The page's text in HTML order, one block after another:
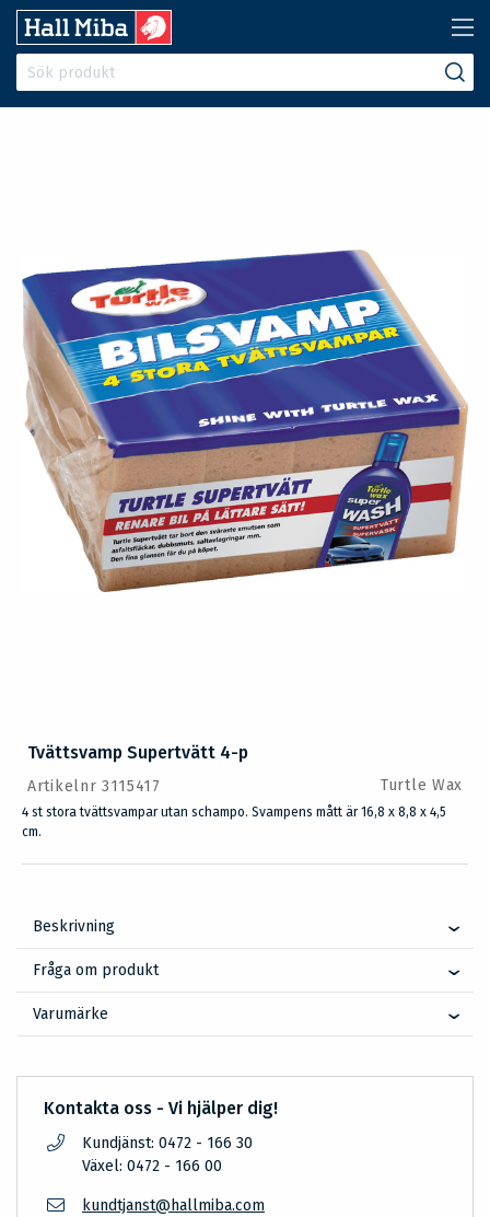
Tvättsvamp Supertvätt 4-p
Artikelnr 3115417 Turtle Wax
4 st stora tvättsvampar utan schampo. Svampens mått är 16,8 x 8,8 x 4,5
cm.
Beskrivning
Fråga om produkt
Varumärke
Kontakta oss - Vi hjälper dig!
Kundjänst: 0472 - 166 30
Växel: 0472 - 166 00
kundtjanst@hallmiba.com